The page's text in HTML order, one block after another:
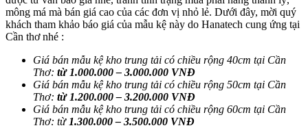
mông má mà bán giá cao của các đơn vị nhỏ lẻ. Dưới đây, mời quý
khách tham khảo báo giá của mẫu kệ này do Hanatech cung ứng tại
Cần thơ nhé :
Giá bán mẫu kệ kho trung tải có chiều rộng 40cm tại Cần
Thơ: từ 1.000.000 – 3.000.000 VNĐ
Giá bán mẫu kệkho trung tải có chiều rộng 50cm tại Cần
Thơ: từ 1.200.000 – 3.200.000 VNĐ
Giá bán mẫu kệkho trung tải có chiều rộng 60cm tại Cần
Thơ: từ 1.300.000 – 3.500.000 VNĐ